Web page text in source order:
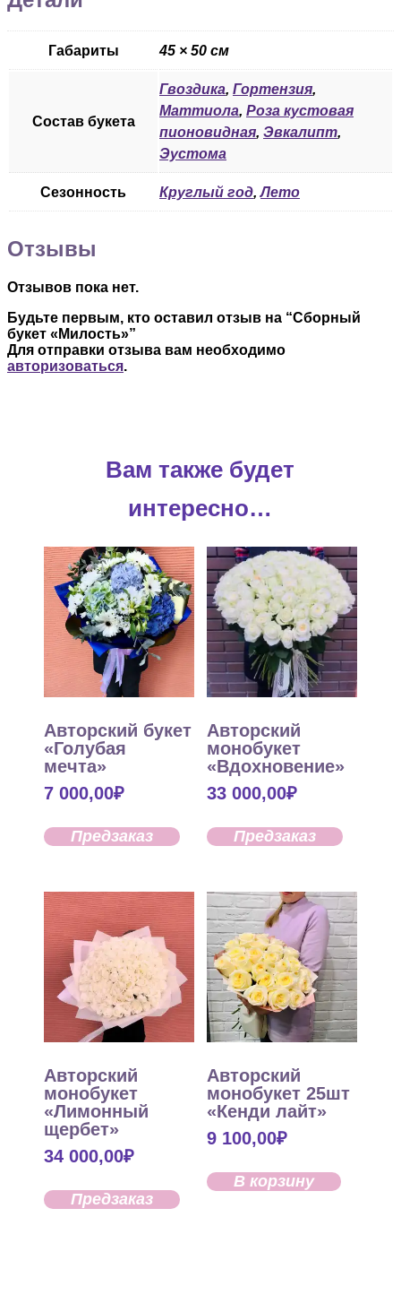
Габариты 45 × 50 см
Состав букета
Гвоздика, Гортензия,
Маттиола, Роза кустовая
пионовидная, Эвкалипт,
Эустома
Сезонность Круглый год,Лето
Отзывы
Отзывов пока нет.
Будьте первым, кто оставил отзыв на “Сборный
букет «Милость»”
Для отправки отзыва вам необходимо
авторизоваться.
Вам также будет
интересно…
Авторский букет
«Голубая
мечта»
7 000,00₽
Предзаказ
Авторский
монобукет
«Вдохновение»
33 000,00₽
Предзаказ
Авторский
монобукет
«Лимонный
щербет»
34 000,00₽
Предзаказ
Авторский
монобукет 25шт
«Кенди лайт»
9 100,00₽
В корзину